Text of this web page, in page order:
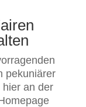
pekuniärer
an der